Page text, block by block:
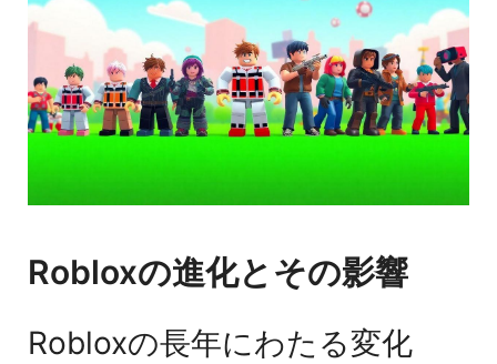
Robloxの進化とその影響
Robloxの長年にわたる変化